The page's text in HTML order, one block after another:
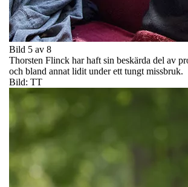
Bild 5 av 8
Thorsten Flinck har haft sin beskärda del av
och bland annat lidit under ett tungt missbruk.
Bild: TT